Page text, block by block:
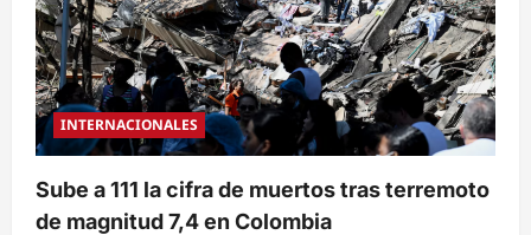
INTERNACIONALES
Sube a 111 la cifra de muertos tras terremoto
de magnitud 7,4 en Colombia